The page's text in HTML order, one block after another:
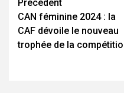
Navigation
d’article
Précédent
CAN féminine 2024 : la
CAF dévoile le nouveau
trophée de la